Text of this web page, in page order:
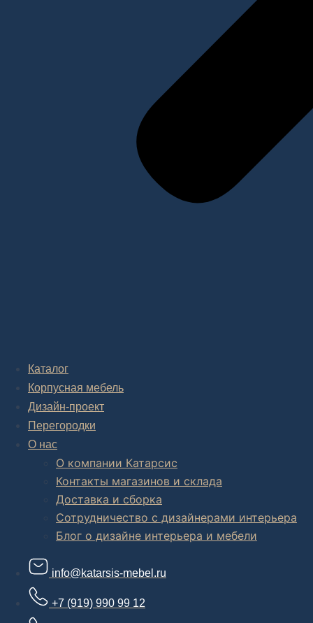
Каталог
Корпусная мебель
Дизайн-проект
Перегородки
О нас
О компании Катарсис
Контакты магазинов и склада
Доставка и сборка
Сотрудничество с дизайнерами интерьера
Блог о дизайне интерьера и мебели
info@katarsis-mebel.ru
+7 (919) 990 99 12